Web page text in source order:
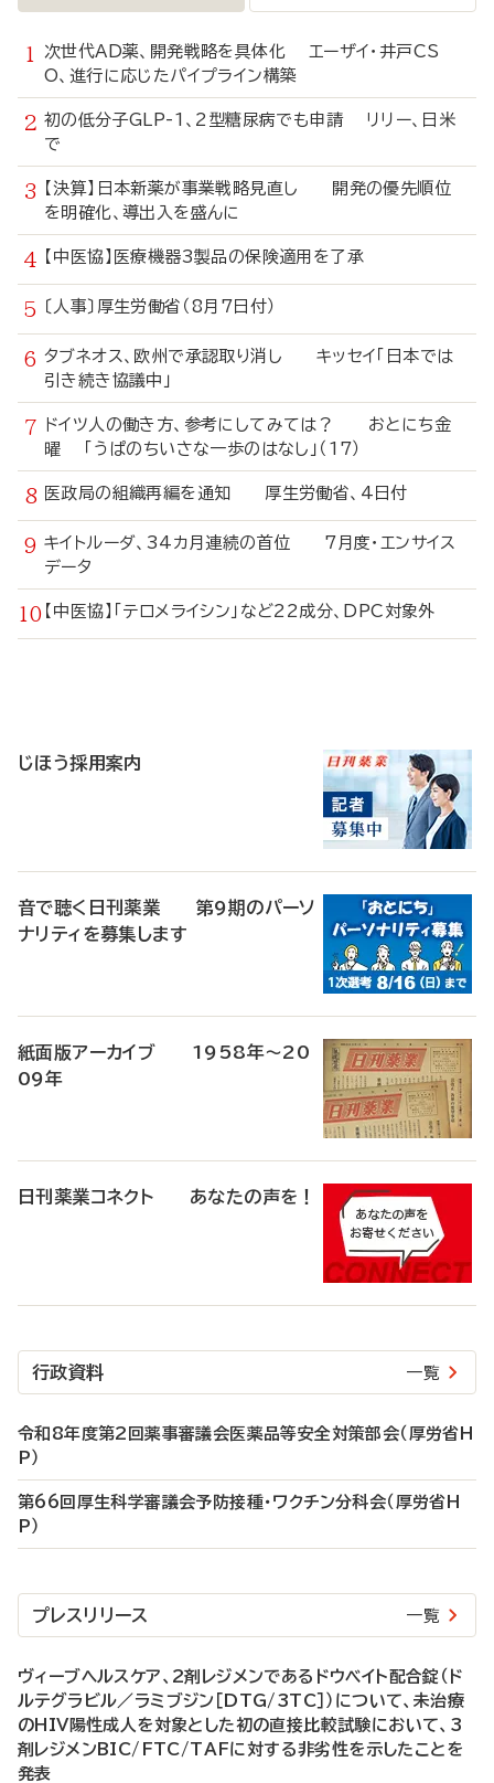
次世代AD薬、開発戦略を具体化 エーザイ・井戸CS
O、進行に応じたパイプライン構築
初の低分子GLP-1、2型糖尿病でも申請 リリー、日米
で
【決算】日本新薬が事業戦略見直し 開発の優先順位
を明確化、導出入を盛んに
【中医協】医療機器3製品の保険適用を了承
〔人事〕厚生労働省（8月7日付）
タブネオス、欧州で承認取り消し キッセイ「日本では
引き続き協議中」
ドイツ人の働き方、参考にしてみては？ おとにち金
曜 「うぱのちいさな一歩のはなし」（17）
医政局の組織再編を通知 厚生労働省、4日付
キイトルーダ、34カ月連続の首位 7月度・エンサイス
データ
【中医協】「テロメライシン」など22成分、DPC対象外
じほう採用案内
音で聴く日刊薬業 第9期のパーソ
ナリティを募集します
紙面版アーカイブ 1958年～20
09年
日刊薬業コネクト あなたの声を！
行政資料 一覧
令和8年度第2回薬事審議会医薬品等安全対策部会（厚労省H
P）
第66回厚生科学審議会予防接種・ワクチン分科会（厚労省H
P）
プレスリリース 一覧
ヴィーブヘルスケア、2剤レジメンであるドウベイト配合錠（ド
ルテグラビル／ラミブジン［DTG/3TC］）について、未治療
のHIV陽性成人を対象とした初の直接比較試験において、3
剤レジメンBIC/FTC/TAFに対する非劣性を示したことを
発表